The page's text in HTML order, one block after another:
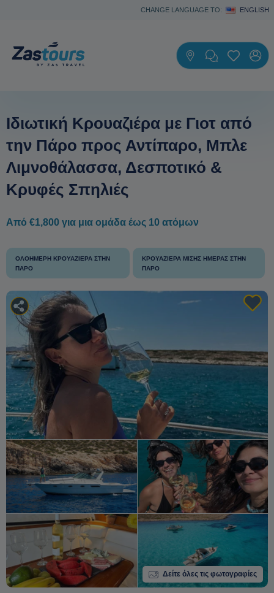
CHANGE LANGUAGE TO: ENGLISH
Ιδιωτική Κρουαζιέρα με Γιοτ από
την Πάρο προς Αντίπαρο, Μπλε
Λιμνοθάλασσα, Δεσποτικό &
Κρυφές Σπηλιές
Από €1,800 για μια ομάδα έως 10 ατόμων
ΟΛΟΉΜΕΡΗ ΚΡΟΥΑΖΙΈΡΑ ΣΤΗΝ
ΠΆΡΟ
ΚΡΟΥΑΖΙΈΡΑ ΜΙΣΉΣ ΗΜΈΡΑΣ ΣΤΗΝ
ΠΆΡΟ
Δείτε όλες τις φωτογραφίες